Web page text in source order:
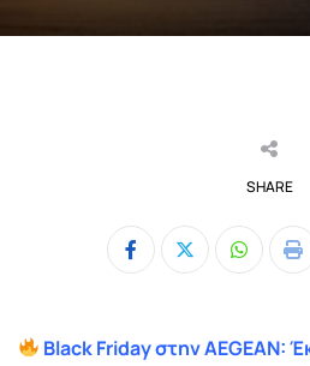
SHARE
Black Friday στην AEGEAN: